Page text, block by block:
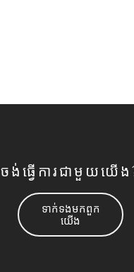
ចង់​ធ្វើ​ការ​ជាមួយ​យើង
ទាក់ទង​មក​ពួក​
យើង